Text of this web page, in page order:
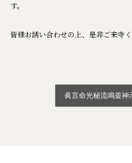
す。
皆様お誘い合わせの上、是非ご来寺く
眞言命光秘流鳴釜神